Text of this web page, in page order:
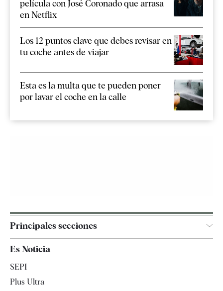
película con José Coronado que arrasa
en Netflix
Los 12 puntos clave que debes revisar en
tu coche antes de viajar
Esta es la multa que te pueden poner
por lavar el coche en la calle
Principales secciones
Es Noticia
SEPI
Plus Ultra